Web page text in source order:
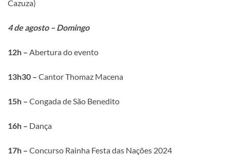
Cazuza)
4 de agosto – Domingo
12h – Abertura do evento
13h30 – Cantor Thomaz Macena
15h – Congada de São Benedito
16h – Dança
17h – Concurso Rainha Festa das Nações 2024